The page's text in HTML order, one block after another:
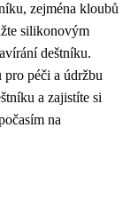
zejména kloubů
silikonovým
deštníku.
péči a údržbu
a zajistíte si
na